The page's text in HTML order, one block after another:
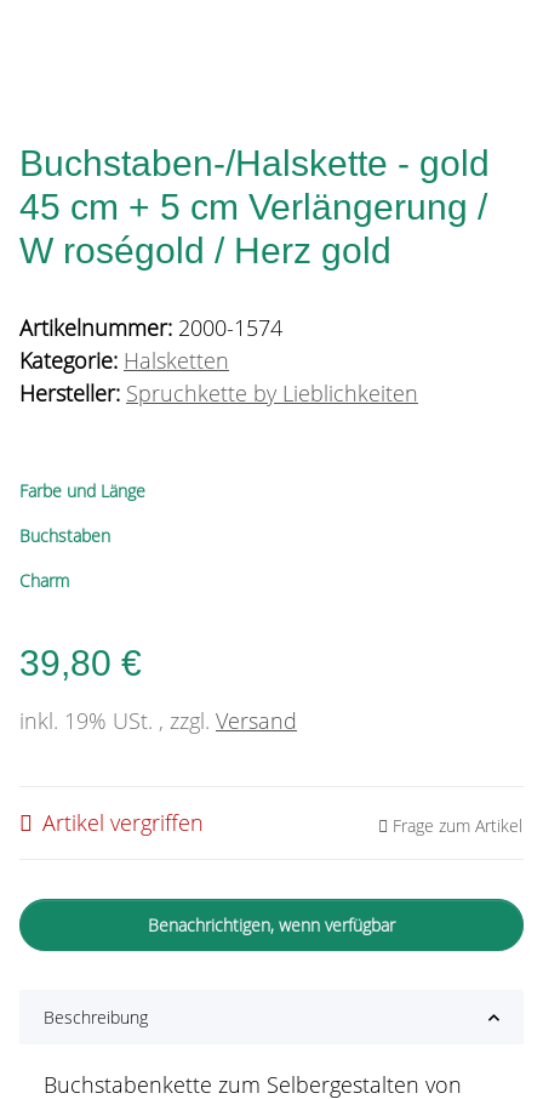
Buchstaben-/Halskette - gold
45 cm + 5 cm Verlängerung /
W roségold / Herz gold
Artikelnummer: 2000-1574
Kategorie: Halsketten
Hersteller: Spruchkette by Lieblichkeiten
Farbe und Länge
Buchstaben
Charm
39,80 €
inkl. 19% USt. , zzgl. Versand
Artikel vergriffen Frage zum Artikel
Benachrichtigen, wenn verfügbar
Beschreibung
Buchstabenkette zum Selbergestalten von